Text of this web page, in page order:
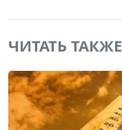
ЧИТАТЬ ТАКЖЕ